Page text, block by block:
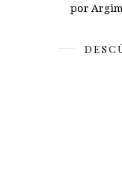
por